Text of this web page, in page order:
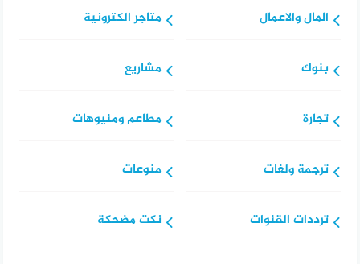
المال والاعمال
بنوك
تجارة
ترجمة ولغات
ترددات القنوات
متاجر الكترونية
مشاريع
مطاعم ومنيوهات
منوعات
نكت مضحكة